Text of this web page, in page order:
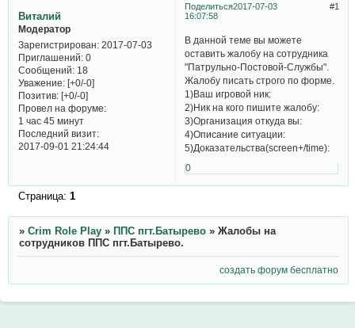
Поделиться 1
2017-07-03
16:07:58
Виталий
Модератор
Зарегистрирован: 2017-07-03
Приглашений:0
Сообщений:18
Уважение: [+0/-0]
Позитив: [+0/-0]
Провел на форуме:
1 час 45 минут
Последний визит:
2017-09-01 21:24:44
В данной теме вы можете
оставить жалобу на сотрудника
"Патрульно-Постовой-Службы".
Жалобу писать строго по форме.
1)Ваш игровой ник:
2)Ник на кого пишите жалобу:
3)Организация откуда вы:
4)Описание ситуации:
5)Доказательства(screen+/time):
0
Страница: 1
» Crim Role Play » ППС пгт.Батырево » Жалобы на
сотрудников ППС пгт.Батырево.
создать форум бесплатно